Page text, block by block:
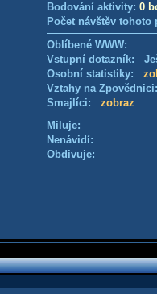
Bodování aktivity: 0
Počet návštěv
Oblíbené WWW:
Vstupní dotazník:
Osobní statistiky:
Vztahy na
Smajlíci: zobraz
Miluje:
Nenávidí:
Obdivuje: